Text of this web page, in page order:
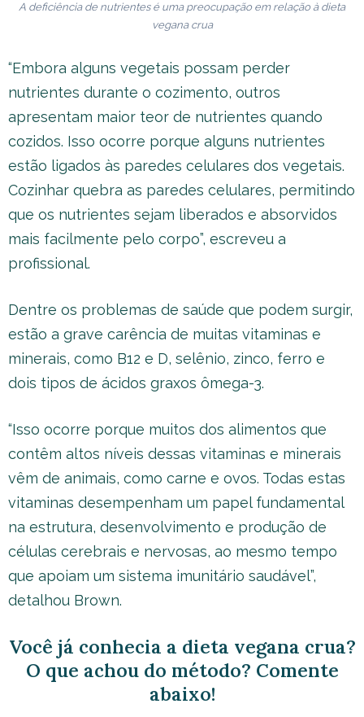
A deficiência de nutrientes é uma preocupação em relação à dieta
vegana crua
“Embora alguns vegetais possam perder
nutrientes durante o cozimento, outros
apresentam maior teor de nutrientes quando
cozidos. Isso ocorre porque alguns nutrientes
estão ligados às paredes celulares dos vegetais.
Cozinhar quebra as paredes celulares, permitindo
que os nutrientes sejam liberados e absorvidos
mais facilmente pelo corpo”, escreveu a
profissional.
Dentre os problemas de saúde que podem surgir,
estão a grave carência de muitas vitaminas e
minerais, como B12 e D, selênio, zinco, ferro e
dois tipos de ácidos graxos ômega-3.
“Isso ocorre porque muitos dos alimentos que
contêm altos níveis dessas vitaminas e minerais
vêm de animais, como carne e ovos. Todas estas
vitaminas desempenham um papel fundamental
na estrutura, desenvolvimento e produção de
células cerebrais e nervosas, ao mesmo tempo
que apoiam um sistema imunitário saudável”,
detalhou Brown.
Você já conhecia a dieta vegana crua?
O que achou do método? Comente
abaixo!